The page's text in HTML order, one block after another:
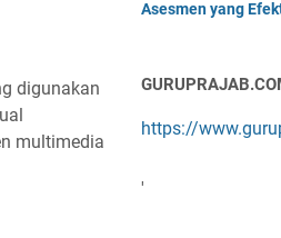
digunakan
multimedia
Asesmen yang
https://
'